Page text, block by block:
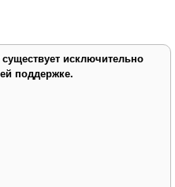
исключительно
поддержке.